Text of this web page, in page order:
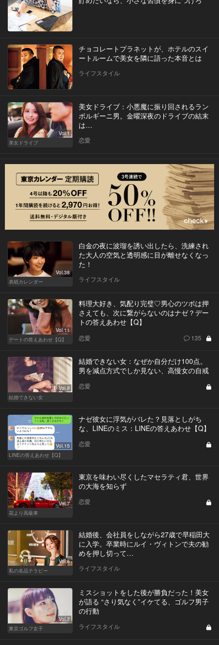
チョコレートプラネットが、ホテルのスイ
ートルームで美女を隣に語った本音とは
ライフスタイル
Vol.1
美女ドライブ
美女ドライブ：小悪魔に振り回されるラン
ボルギーニ男。金曜深夜のドライブの結末
は…
恋愛
Vol.38
表紙カレンダー
白金の夜に波瑠を誘い出したら、洗練され
た大人の空気と透明感に目が離せなくなっ
た！
ライフスタイル
Vol.11
デートの答えあわせ【Q】
料理大好き、気配り完璧♡男心のツボは押
さえても、次に繋がらないのはナゼ？デー
トの答えあわせ【Q】
恋愛 135
Vol.8
結婚できない女
結婚できない女：なぜか自分だけ100点。
男を減点方式でしか見ない、高慢女の自戒
恋愛
Vol.15
LINEの答えあわせ【Q】
ナゼ彼女に浮気がバレた？見落としがち
な、LINEのミス：LINEの答えあわせ【Q】
恋愛
Vol.7
花より高級車
東京を味わい尽くしたマセラティ君、世界
の大海を知らず
恋愛
Vol.6
私の名品テラピー
結婚後、会社員をしながら27歳で早稲田大
に入学。卒業時にルイ・ヴィトンで夫の勧
めを押し切って…
ライフスタイル
Vol.7
東京ゴルフ女子
ミスショットをした後が勝負だった！美女
が語る “さり気なく”イケてる、ゴルフ男子
の行動
ライフスタイル